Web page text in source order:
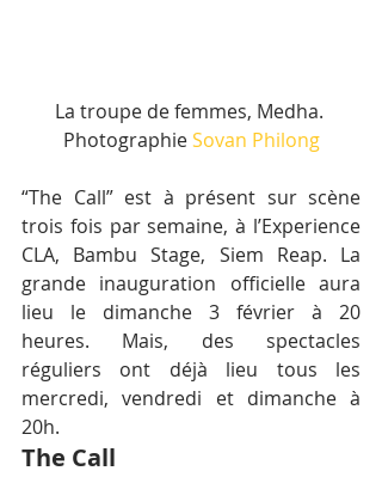
La troupe de femmes, Medha.
Photographie Sovan Philong
“The Call” est à présent sur scène
trois fois par semaine, à l’Experience
CLA, Bambu Stage, Siem Reap. La
grande inauguration officielle aura
lieu le dimanche 3 février à 20
heures. Mais, des spectacles
réguliers ont déjà lieu tous les
mercredi, vendredi et dimanche à
20h.
The Call